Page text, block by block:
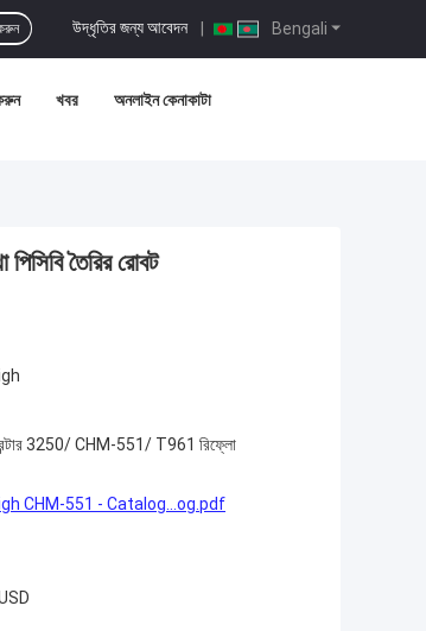
Bengali
উদ্ধৃতির জন্য আবেদন |
খবর অনলাইন কেনাকাটা
তৈরির রোবট
3250/ CHM-551/ T961 রিফ্লো
CHM-551 - Catalog...og.pdf